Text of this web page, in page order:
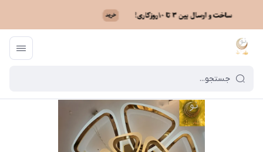
ماه نو / فهرست محصولات